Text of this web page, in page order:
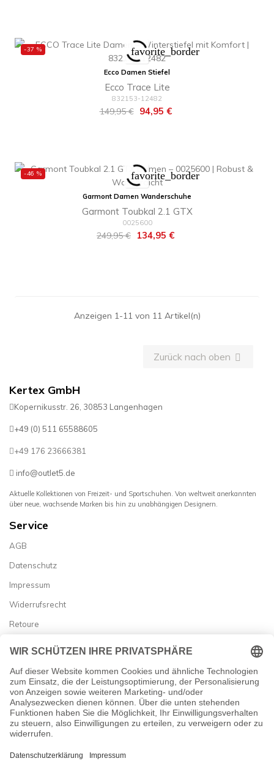
-37 % favorite_border
Ecco Damen Stiefel
Ecco Trace Lite
832153-12482
Regulärer
149,95 € Preis
94,95 €
-46 % favorite_border
Garmont Damen Wanderschuhe
Garmont Toubkal 2.1 GTX
0025600
Regulärer
249,95 € Preis
134,95 €
Anzeigen 1-11 von 11 Artikel(n)
Zurück nach oben 
Kertex GmbH
Kopernikusstr. 26, 30853 Langenhagen
+49 (0) 511 65588605
+49 176 23666381
info@outlet5.de
Aktuelle Kollektionen von Freizeit- und Sportschuhen. Von weltweit anerkannten
über neue, wachsende Marken bis hin zu unabhängigen Designern.
Service
AGB
Datenschutz
Impressum
Widerrufsrecht
Retoure
Zahlung & Versand
Allgemein
Newsletter
von Neuheiten und besten Angeboten!